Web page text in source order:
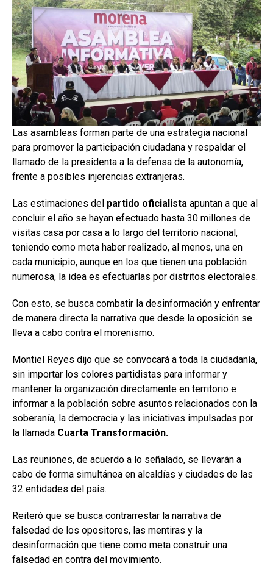
Las asambleas forman parte de una estrategia nacional
para promover la participación ciudadana y respaldar el
llamado de la presidenta a la defensa de la autonomía,
frente a posibles injerencias extranjeras.
Las estimaciones del partido oficialista apuntan a que al
concluir el año se hayan efectuado hasta 30 millones de
visitas casa por casa a lo largo del territorio nacional,
teniendo como meta haber realizado, al menos, una en
cada municipio, aunque en los que tienen una población
numerosa, la idea es efectuarlas por distritos electorales.
Con esto, se busca combatir la desinformación y enfrentar
de manera directa la narrativa que desde la oposición se
lleva a cabo contra el morenismo.
Montiel Reyes dijo que se convocará a toda la ciudadanía,
sin importar los colores partidistas para informar y
mantener la organización directamente en territorio e
informar a la población sobre asuntos relacionados con la
soberanía, la democracia y las iniciativas impulsadas por
la llamada Cuarta Transformación.
Las reuniones, de acuerdo a lo señalado, se llevarán a
cabo de forma simultánea en alcaldías y ciudades de las
32 entidades del país.
Reiteró que se busca contrarrestar la narrativa de
falsedad de los opositores, las mentiras y la
desinformación que tiene como meta construir una
falsedad en contra del movimiento.